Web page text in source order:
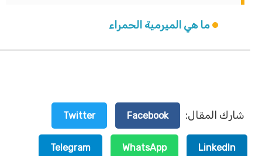
ما هي الميرمية الحمراء
شارك المقال: Facebook
Twitter
LinkedIn
WhatsApp
Telegram